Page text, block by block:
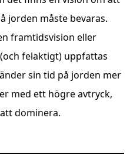
jorden måste bevaras.
framtidsvision eller
felaktigt) uppfattas
sin tid på jorden mer
med ett högre avtryck,
dominera.